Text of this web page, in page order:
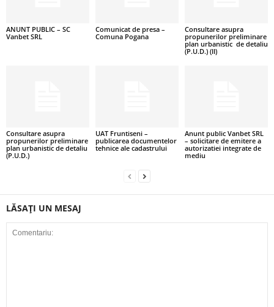
ANUNT PUBLIC – SC
Vanbet SRL
Comunicat de presa –
Comuna Pogana
Consultare asupra
propunerilor preliminare
plan urbanistic de detaliu
(P.U.D.) (II)
Consultare asupra
propunerilor preliminare
plan urbanistic de detaliu
(P.U.D.)
UAT Fruntiseni –
publicarea documentelor
tehnice ale cadastrului
Anunt public Vanbet SRL
– solicitare de emitere a
autorizatiei integrate de
mediu
LĂSAȚI UN MESAJ